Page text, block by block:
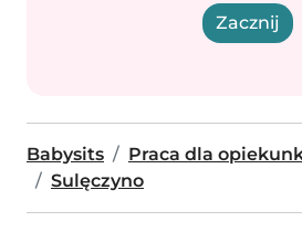
Zacznij
Babysits
Praca dla
Sulęczyno